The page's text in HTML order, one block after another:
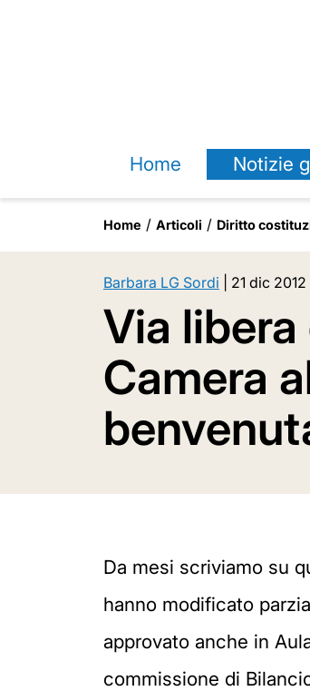
Home Notizie
Home Articoli Diritto
Barbara LG Sordi 21 dic 2012
Via
Camera
Da mesi scriviamo su
hanno modificato
approvato anche in
commissione di